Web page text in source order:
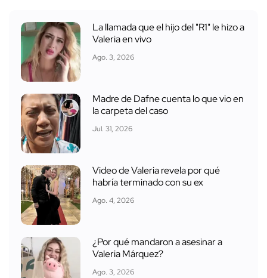
La llamada que el hijo del "R1" le hizo a
Valeria en vivo
Ago. 3, 2026
Madre de Dafne cuenta lo que vio en
la carpeta del caso
Jul. 31, 2026
Video de Valeria revela por qué
habría terminado con su ex
Ago. 4, 2026
¿Por qué mandaron a asesinar a
Valeria Márquez?
Ago. 3, 2026